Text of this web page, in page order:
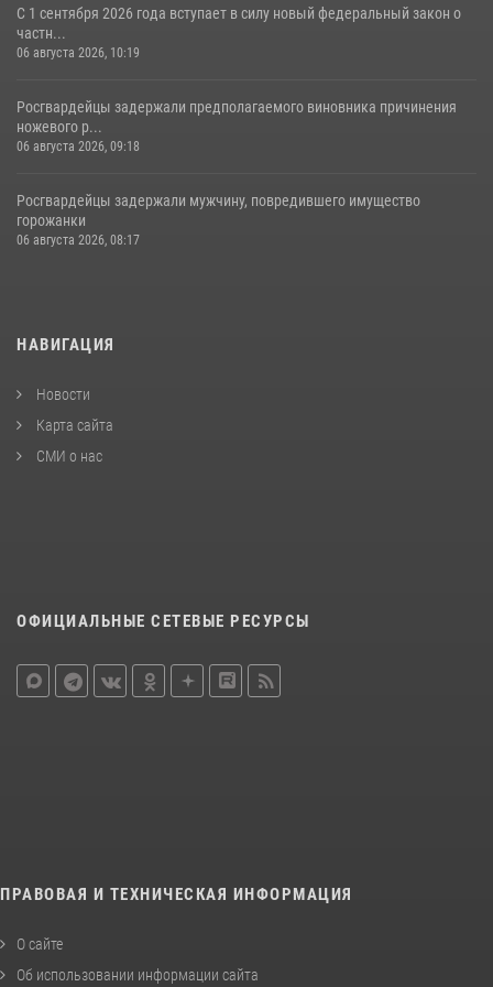
С 1 сентября 2026 года вступает в силу новый федеральный закон о
частн...
06 августа 2026, 10:19
Росгвардейцы задержали предполагаемого виновника причинения
ножевого р...
06 августа 2026, 09:18
Росгвардейцы задержали мужчину, повредившего имущество
горожанки
06 августа 2026, 08:17
НАВИГАЦИЯ
Новости
Карта сайта
СМИ о нас
ОФИЦИАЛЬНЫЕ СЕТЕВЫЕ РЕСУРСЫ
ПРАВОВАЯ И ТЕХНИЧЕСКАЯ ИНФОРМАЦИЯ
О сайте
Об использовании информации сайта